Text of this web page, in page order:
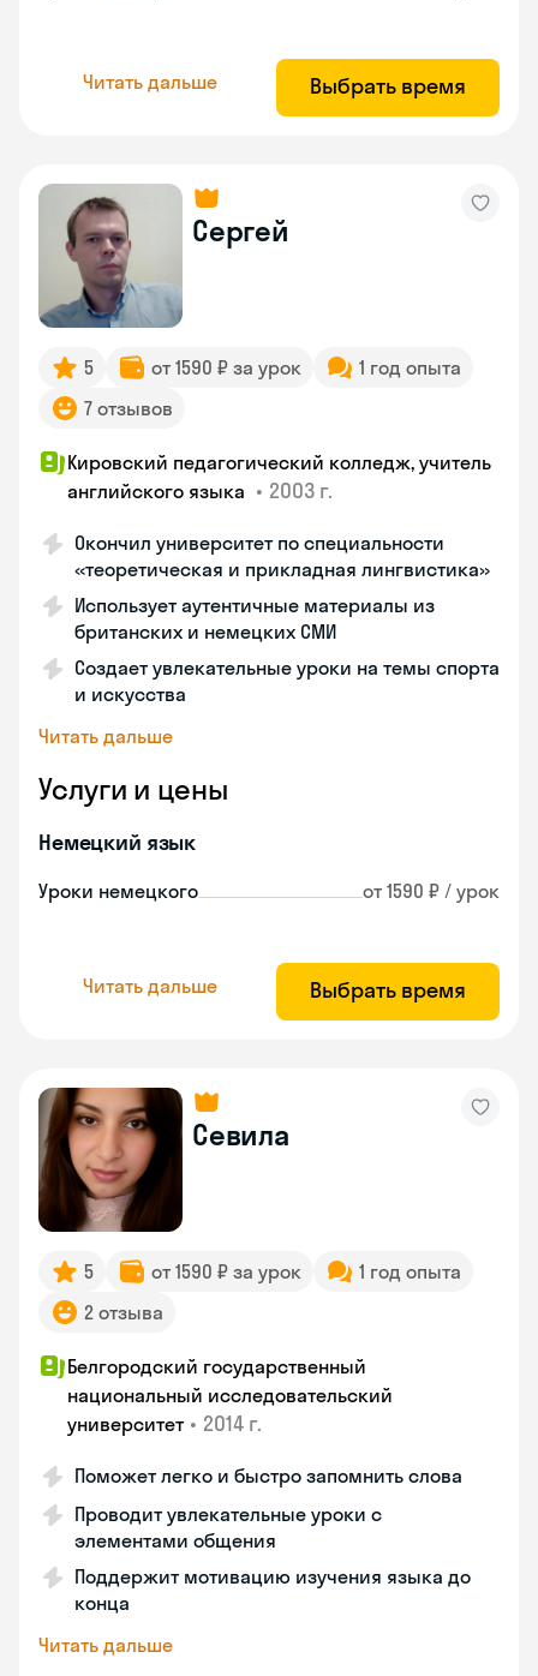
Читать дальше Выбрать время
Сергей
5 от 1590 ₽ за урок
1 год опыта
7 отзывов
Кировский педагогический колледж, учитель
английского языка • 2003 г.
Окончил университет по специальности
«теоретическая и прикладная лингвистика»
Использует аутентичные материалы из
британских и немецких СМИ
Создает увлекательные уроки на темы спорта
и искусства
Читать дальше
Услуги и цены
Немецкий язык
Уроки немецкого от 1590 ₽ / урок
Читать дальше Выбрать время
Севила
5 от 1590 ₽ за урок
1 год опыта
2 отзыва
Белгородский государственный
национальный исследовательский
университет • 2014 г.
Поможет легко и быстро запомнить слова
Проводит увлекательные уроки с
элементами общения
Поддержит мотивацию изучения языка до
конца
Читать дальше